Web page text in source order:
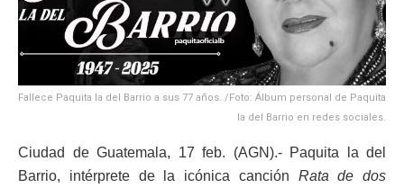
Fallece Paquita la del Barrio a sus 77 años. /Foto: Álbum personal de Paquita
la del Barrio en redes sociales.
Ciudad de Guatemala, 17 feb. (AGN).- Paquita la del
Barrio, intérprete de la icónica canción Rata de dos